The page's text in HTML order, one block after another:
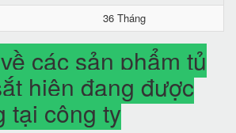
36 Tháng
các sản phẩm tủ
hiện đang được
tại công ty